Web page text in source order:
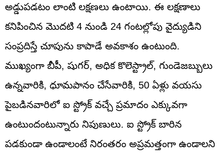
అడ్డుపడటం లాంటి లక్షణలు ఉంటాయి. ఈ లక్షణాలు
కనిపించిన మొదటి 4 నుండి 24 గంటల్లోపు వైద్యుడిని
సంప్రదిస్తే చూపును కాపాడే అవకాశం ఉంటుంది.
ముఖ్యంగా బీపీ, షుగర్‌, అధిక కొలెస్ట్రాల్‌, గుండెజబ్బులు
ఉన్నవారికి, ధూమపానం చేసేవారికి, 50 ఏళ్లు వయసు
పైబడినవారిలో ఐ స్ట్రోక్‌ వచ్చే ప్రమాదం ఎక్కువగా
ఉంటుందంటున్నారు నిపుణులు. ఐ స్ట్రోక్ బారిన
పడకుండా ఉండాలంటే నిరంతరం అప్రమత్తంగా ఉండాలని